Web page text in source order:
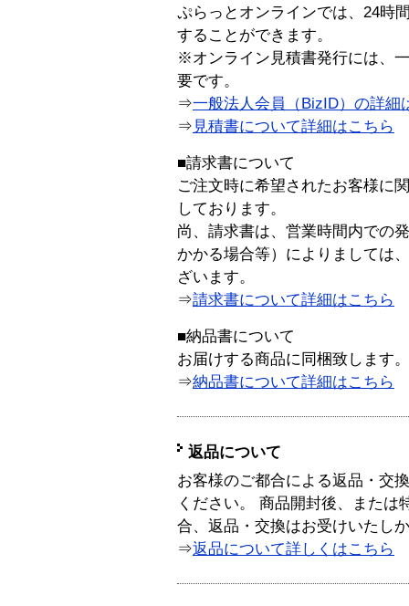
ぷらっとオンラインでは、24時
することができます。
※オンライン見積書発行には、
要です。
⇒一般法人会員（BizID）の詳細
⇒ 見積書について詳細はこちら
■請求書について
ご注文時に希望されたお客様に
しております。
尚、請求書は、営業時間内での
かかる場合等）によりましては
ざいます。
⇒請求書について詳細はこちら
■納品書について
お届けする商品に同梱致します。
⇒納品書について詳細はこちら
返品について
お客様のご都合による返品・交
ください。 商品開封後、または
合、返品・交換はお受けいたし
⇒返品について詳しくはこちら